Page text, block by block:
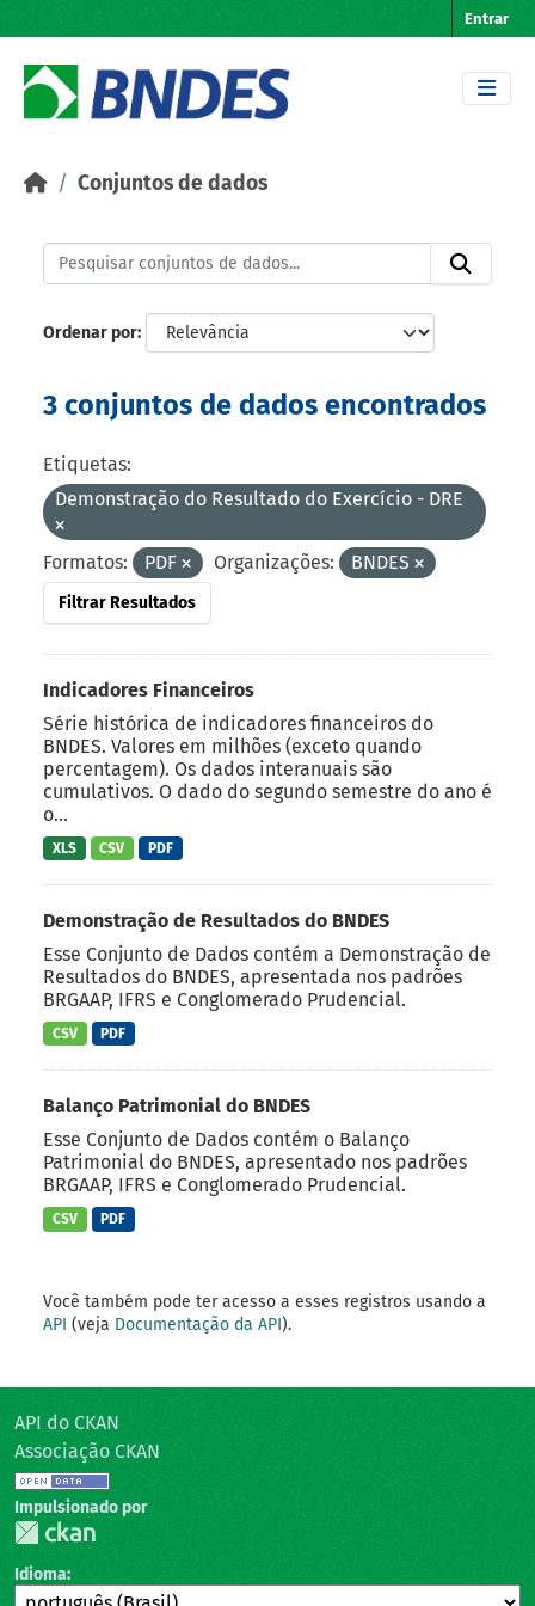
Entrar
Conjuntos de dados
Ordenar por
3 conjuntos de dados encontrados
Etiquetas:
Demonstração do Resultado do Exercício - DRE
Formatos: PDF Organizações: BNDES
Filtrar Resultados
Indicadores Financeiros
Série histórica de indicadores financeiros do
BNDES. Valores em milhões (exceto quando
percentagem). Os dados interanuais são
cumulativos. O dado do segundo semestre do ano é
o...
XLS CSV PDF
Demonstração de Resultados do BNDES
Esse Conjunto de Dados contém a Demonstração de
Resultados do BNDES, apresentada nos padrões
BRGAAP, IFRS e Conglomerado Prudencial.
CSV PDF
Balanço Patrimonial do BNDES
Esse Conjunto de Dados contém o Balanço
Patrimonial do BNDES, apresentado nos padrões
BRGAAP, IFRS e Conglomerado Prudencial.
CSV PDF
Você também pode ter acesso a esses registros usando a
API (veja Documentação da API).
API do CKAN
Associação CKAN
Impulsionado por
Idioma